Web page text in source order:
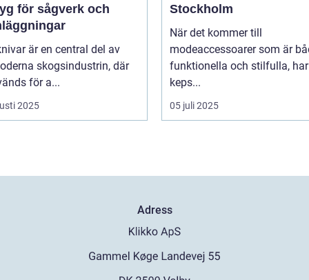
för sågverk och
är en central del av
skogsindustrin, där
för a...
2025
Stockholm
När det kommer till
modeaccessoarer som är
funktionella och stilfulla, har
keps...
05 juli 2025
Adress